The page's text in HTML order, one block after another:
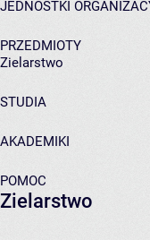
JEDNOSTKI
PRZEDMIOTY
Zielarstwo
STUDIA
AKADEMIKI
POMOC
Zielarstwo